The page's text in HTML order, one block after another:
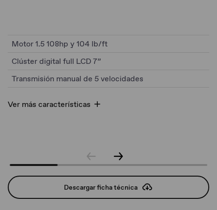
Motor 1.5 108hp y 104 lb/ft
Clúster digital full LCD 7”
Transmisión manual de 5 velocidades
Ver más características
Descargar ficha técnica